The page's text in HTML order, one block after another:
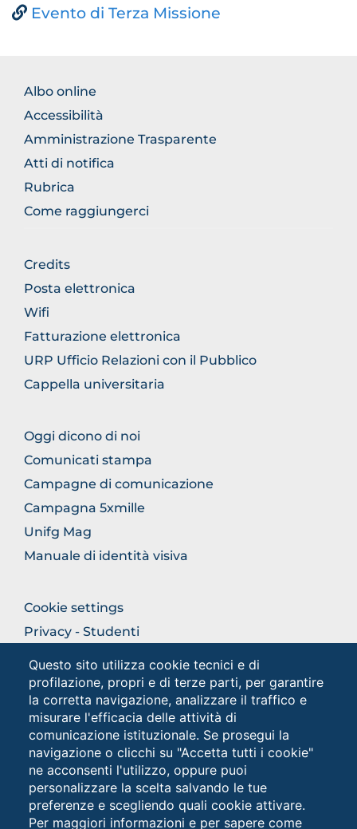
Questo sito utilizza cookie tecnici e di
profilazione, propri e di terze parti, per garantire
la corretta navigazione, analizzare il traffico e
misurare l'efficacia delle attività di
comunicazione istituzionale. Se prosegui la
navigazione o clicchi su "Accetta tutti i cookie"
ne acconsenti l'utilizzo, oppure puoi
personalizzare la scelta salvando le tue
preferenze e scegliendo quali cookie attivare.
Per maggiori informazioni e per sapere come
Evento di Terza Missione
FOOTER
NORMATIVA
Albo online
Accessibilità
Amministrazione Trasparente
Atti di notifica
Rubrica
Come raggiungerci
FOOTER
GENERICO
Credits
Posta elettronica
Wifi
Fatturazione elettronica
URP Ufficio Relazioni con il Pubblico
Cappella universitaria
FOOTER
COMUNICAZIONE
Oggi dicono di noi
Comunicati stampa
Campagne di comunicazione
Campagna 5xmille
Unifg Mag
Manuale di identità visiva
FOOTER
COLONNA
DESTRA
Cookie settings
Privacy - Studenti
Social